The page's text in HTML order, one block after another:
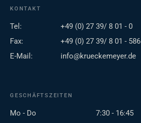
KONTAKT
Tel:
+49 (0) 27 39/ 8 01 - 0
Fax:
+49 (0) 27 39/ 8 01 - 586
E-Mail:
info@krueckemeyer.de
GESCHÄFTSZEITEN
Mo - Do
7:30 - 16:45